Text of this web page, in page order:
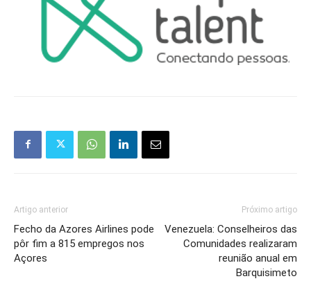
Artigo anterior
Fecho da Azores Airlines pode
pôr fim a 815 empregos nos
Açores
Próximo artigo
Venezuela: Conselheiros das
Comunidades realizaram
reunião anual em
Barquisimeto